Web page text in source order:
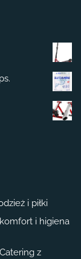
i piłki
i higiena
z